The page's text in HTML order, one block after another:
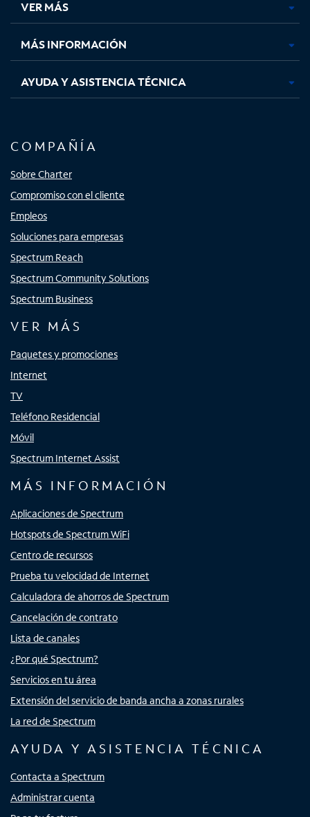
pestaña
nueva
pestaña
nueva
pestaña
nuevanueva
VER MÁS
MÁS INFORMACIÓN
AYUDA Y ASISTENCIA TÉCNICA
COMPAÑÍA
Sobre Charter
Compromiso con el cliente
Empleos
Soluciones para empresas
Spectrum Reach
Spectrum Community Solutions
Spectrum Business
VER MÁS
Paquetes y promociones
Internet
TV
Teléfono Residencial
Móvil
Spectrum Internet Assist
MÁS INFORMACIÓN
Aplicaciones de Spectrum
Hotspots de Spectrum WiFi
Centro de recursos
Prueba tu velocidad de Internet
Calculadora de ahorros de Spectrum
Cancelación de contrato
Lista de canales
¿Por qué Spectrum?
Servicios en tu área
Extensión del servicio de banda ancha a zonas rurales
La red de Spectrum
AYUDA Y ASISTENCIA TÉCNICA
Contacta a Spectrum
Administrar cuenta